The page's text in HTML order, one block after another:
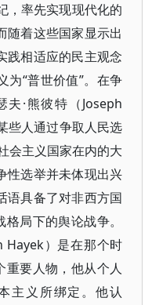
，率先实现现代化的
随着这些国家显示出
践相适应的民主观念
为“普世价值”。在争
·熊彼特（Joseph
些人通过争取人民选
会主义国家在内的大
性选举并未体现出兴
语具备了对非西方国
局下的舆论战争。
Hayek）是在那个时
重要人物，他从个人
主义所绑定。他认